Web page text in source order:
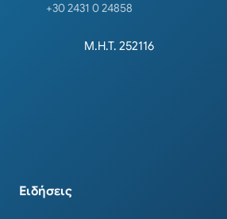
+30 2431 0 24858
Μ.Η.Τ. 252116
Ειδήσεις